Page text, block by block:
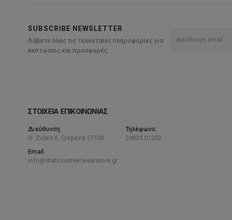
SUBSCRIBE NEWSLETTER
Λάβετε όλες τις τελευταίες πληροφορίες για
εκπτώσεις και προσφορές.
ΣΤΟΙΧΕΙΑ ΕΠΙΚΟΙΝΩΝΙΑΣ
Διεύθυνση:
Θ. Ζιάκα 6, Γρεβενά 51100
Τηλέφωνο:
24625 01202
Email:
info@stationstreetwearstore.gr